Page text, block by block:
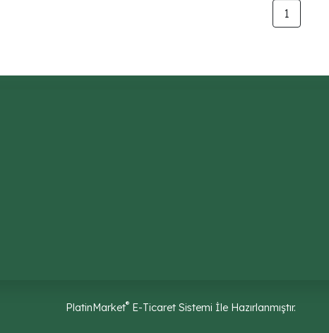
1
PlatinMarket® E-Ticaret Sistemi İle Hazırlanmıştır.